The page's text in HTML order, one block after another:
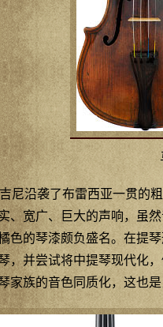
尼沿袭了布雷西亚一贯的
、宽广、巨大的声响，虽
色的琴漆颇负盛名。在提
，并尝试将中提琴现代化
家族的音色同质化，这也